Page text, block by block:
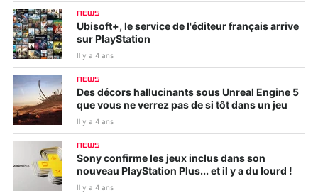
NEWS
Ubisoft+, le service de l'éditeur français arrive
sur PlayStation
Il y a 4 ans
NEWS
Des décors hallucinants sous Unreal Engine 5
que vous ne verrez pas de si tôt dans un jeu
Il y a 4 ans
NEWS
Sony confirme les jeux inclus dans son
nouveau PlayStation Plus... et il y a du lourd !
Il y a 4 ans